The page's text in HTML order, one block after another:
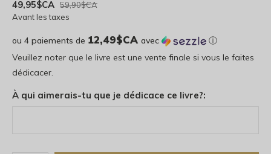
49,95$CA 59,90$CA
Avant les taxes
ou 4 paiements de 12,49$CA avec
ⓘ
Veuillez noter que le livre est une vente finale si vous le faites
dédicacer.
À qui aimerais-tu que je dédicace ce livre?: